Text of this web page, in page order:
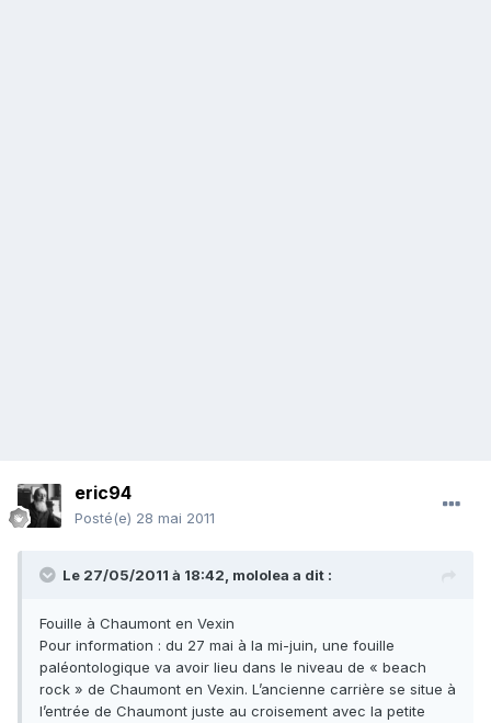
eric94
Posté(e) 28 mai 2011
Le 27/05/2011 à 18:42, mololea a dit :
Fouille à Chaumont en Vexin
Pour information : du 27 mai à la mi-juin, une fouille
paléontologique va avoir lieu dans le niveau de « beach
rock » de Chaumont en Vexin. L’ancienne carrière se situe à
l’entrée de Chaumont juste au croisement avec la petite